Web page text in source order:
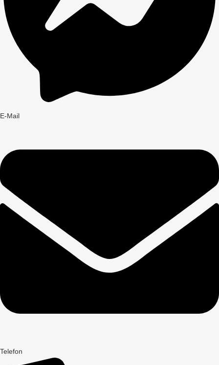
E-Mail
Telefon